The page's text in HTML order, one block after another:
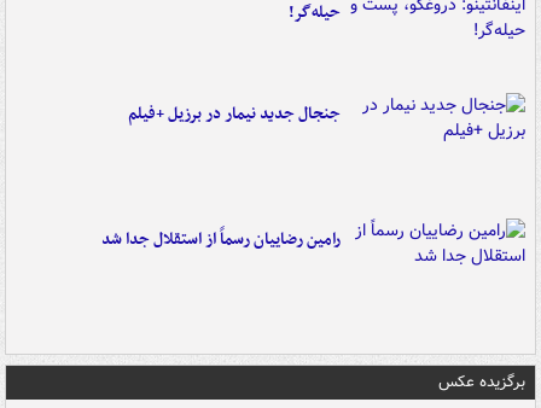
حیله‌گر!
جنجال جدید نیمار در برزیل +فیلم
رامین رضاییان رسماً از استقلال جدا شد
برگزیده عکس